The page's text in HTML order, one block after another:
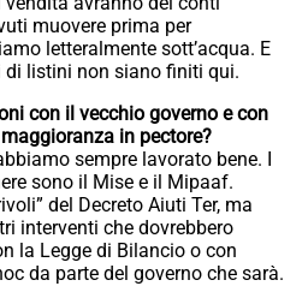
muovere prima per
letteralmente sott’acqua. E
listini non siano finiti qui.
con il vecchio governo e con
in pectore?
sempre lavorato bene. I
sono il Mise e il Mipaaf.
del Decreto Aiuti Ter, ma
interventi che dovrebbero
la Legge di Bilancio o con
da parte del governo che sarà.